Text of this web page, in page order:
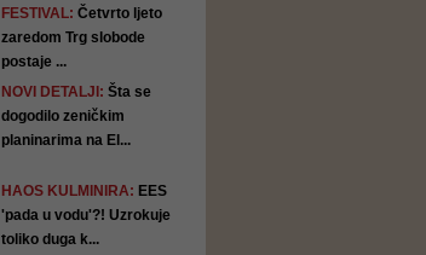
FESTIVAL: Četvrto ljeto
zaredom Trg slobode
postaje ...
NOVI DETALJI: Šta se
dogodilo zeničkim
planinarima na El...
HAOS KULMINIRA: EES
'pada u vodu'?! Uzrokuje
toliko duga k...